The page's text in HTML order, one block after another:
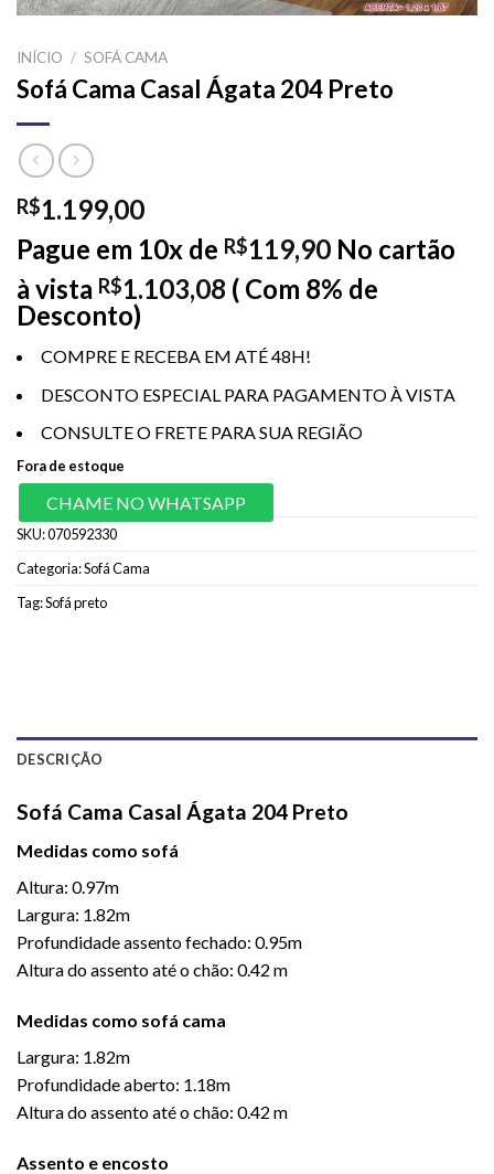
INÍCIO / SOFÁ CAMA
Sofá Cama Casal Ágata 204 Preto
R$1.199,00
Pague em 10x de R$119,90 No cartão
à vista R$1.103,08 ( Com 8% de
Desconto)
COMPRE E RECEBA EM ATÉ 48H!
DESCONTO ESPECIAL PARA PAGAMENTO À VISTA
CONSULTE O FRETE PARA SUA REGIÃO
Fora de estoque
CHAME NO WHATSAPP
SKU:070592330
Categoria:Sofá Cama
Tag:Sofá preto
DESCRIÇÃO
Sofá Cama Casal Ágata 204 Preto
Medidas como sofá
Altura: 0.97m
Largura: 1.82m
Profundidade assento fechado: 0.95m
Altura do assento até o chão: 0.42 m
Medidas como sofá cama
Largura: 1.82m
Profundidade aberto: 1.18m
Altura do assento até o chão: 0.42 m
Assento e encosto